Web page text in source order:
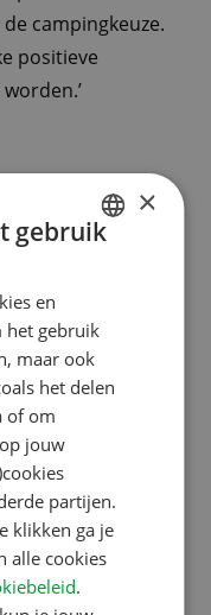
campingkeuze.
positieve
om een ACSI
hopen op een
ook zelf op pad
je vaste
of
maken dit een
op
meerdere talen.
GERMAN
SPANISH
SWEDISH
×
gebruik
en
het gebruik
maar ook
het delen
of om
jouw
partijen.
klikken ga je
alle cookies
.